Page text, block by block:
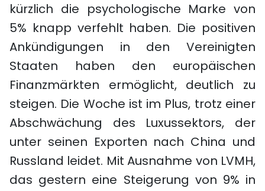
kürzlich die psychologische Marke von
5% knapp verfehlt haben. Die positiven
Ankündigungen in den Vereinigten
Staaten haben den europäischen
Finanzmärkten ermöglicht, deutlich zu
steigen. Die Woche ist im Plus, trotz einer
Abschwächung des Luxussektors, der
unter seinen Exporten nach China und
Russland leidet. Mit Ausnahme von LVMH,
das gestern eine Steigerung von 9% in